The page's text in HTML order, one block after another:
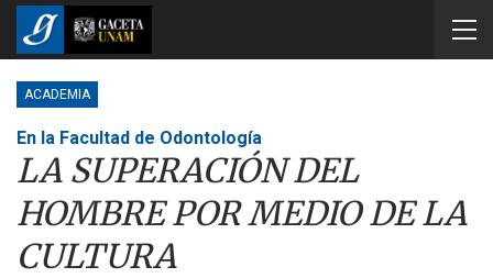
ACADEMIA
En la Facultad de Odontología
LA SUPERACIÓN DEL
HOMBRE POR MEDIO DE LA
CULTURA